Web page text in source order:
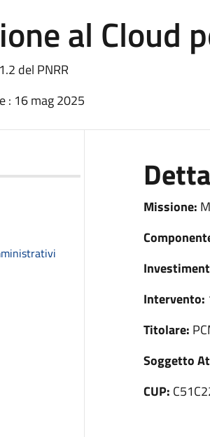
al Cloud
del PNRR
: 16 mag 2025
Missione:
Intervento:
Titolare:
Soggetto
CUP: